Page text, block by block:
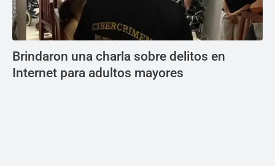
Brindaron una charla sobre delitos en
Internet para adultos mayores